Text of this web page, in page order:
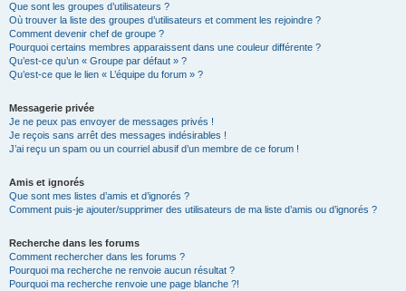
Que sont les groupes d’utilisateurs ?
Où trouver la liste des groupes d’utilisateurs et comment les rejoindre ?
Comment devenir chef de groupe ?
Pourquoi certains membres apparaissent dans une couleur différente ?
Qu’est-ce qu’un « Groupe par défaut » ?
Qu’est-ce que le lien « L’équipe du forum » ?
Messagerie privée
Je ne peux pas envoyer de messages privés !
Je reçois sans arrêt des messages indésirables !
J’ai reçu un spam ou un courriel abusif d’un membre de ce forum !
Amis et ignorés
Que sont mes listes d’amis et d’ignorés ?
Comment puis-je ajouter/supprimer des utilisateurs de ma liste d’amis ou d’ignorés ?
Recherche dans les forums
Comment rechercher dans les forums ?
Pourquoi ma recherche ne renvoie aucun résultat ?
Pourquoi ma recherche renvoie une page blanche ?!